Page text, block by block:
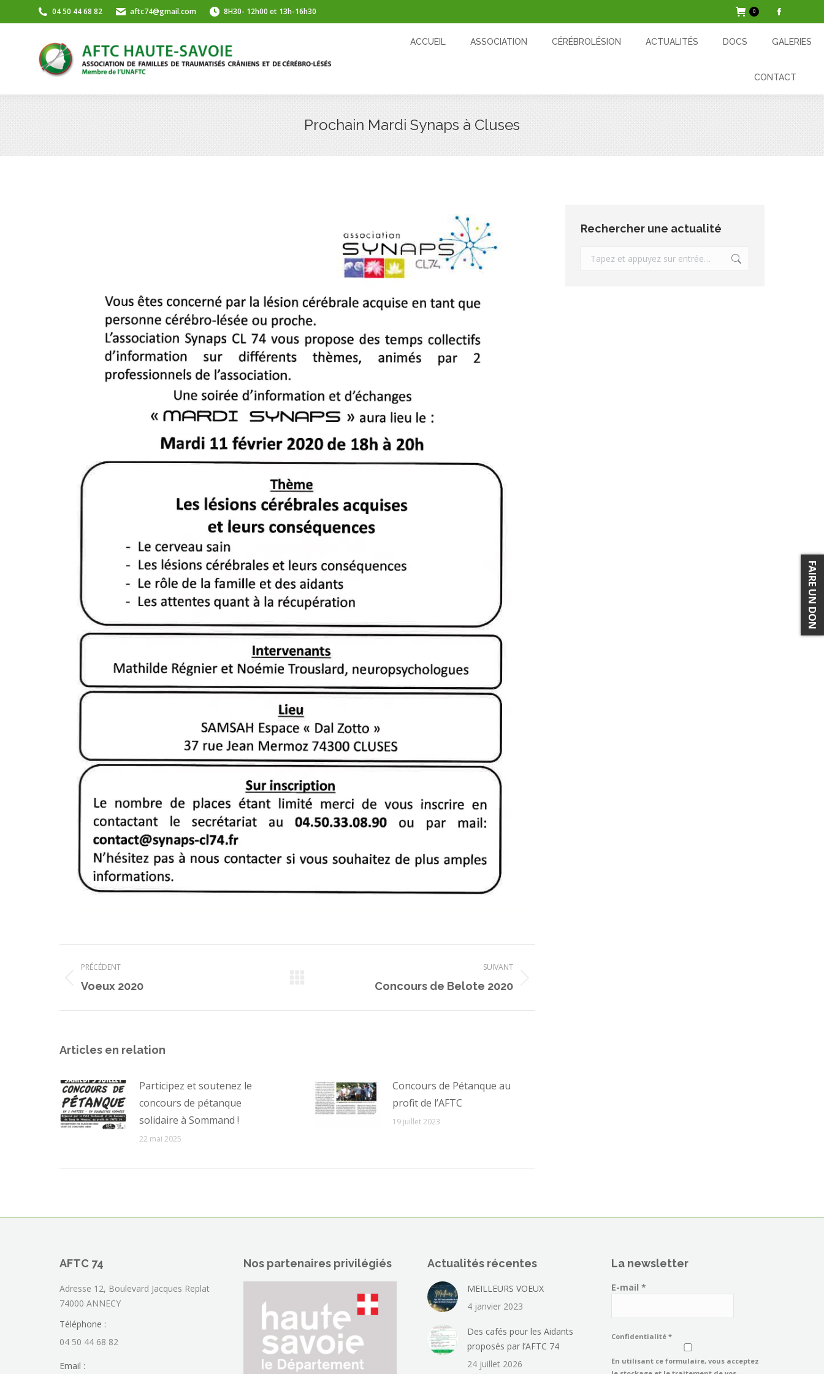
04 50 44 68 82 aftc74@gmail.com 8H30- 12h00 et 13h-16h30 0
La
page
dans
une
ACCUEIL ASSOCIATION CÉRÉBROLÉSION ACTUALITÉS DOCS GALERIES
CONTACT
Prochain Mardi Synaps à Cluses
article
PRÉCÉDENT
Article
Voeux 2020
SUIVANT
Concours de Belote 2020
Articles en relation
Participez et soutenez le
concours de pétanque
solidaire à Sommand !
22 mai 2025
Concours de Pétanque au
profit de l’AFTC
19 juillet 2023
Rechercher une actualité
Recherche
:
AFTC 74
Adresse 12, Boulevard Jacques Replat
74000 ANNECY
Téléphone :
04 50 44 68 82
Email :
Nos partenaires privilégiés Actualités récentes
MEILLEURS VOEUX
4 janvier 2023
Des cafés pour les Aidants
proposés par l’AFTC 74
24 juillet 2026
La newsletter
E-mail *
Confidentialité *
En utilisant ce formulaire, vous acceptez
FAIRE UN DON
CONTACT